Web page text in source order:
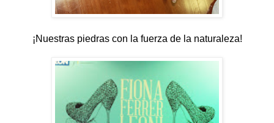
¡Nuestras piedras con la fuerza de la naturaleza!